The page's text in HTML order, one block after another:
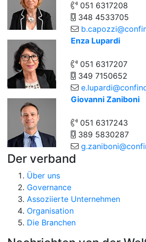
051 6317208
348 4533705
Enza Lupardi
051 6317207
349 7150652
Giovanni Zaniboni
051 6317243
389 5830287
Der verband
Über uns
Governance
Assoziierte Unternehmen
Organisation
Die Branchen